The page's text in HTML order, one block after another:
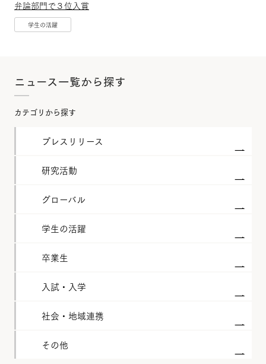
弁論部門で３位入賞
学生の活躍
ニュース一覧から探す
カテゴリから探す
プレスリリース
研究活動
グローバル
学生の活躍
卒業生
入試・入学
社会・地域連携
その他